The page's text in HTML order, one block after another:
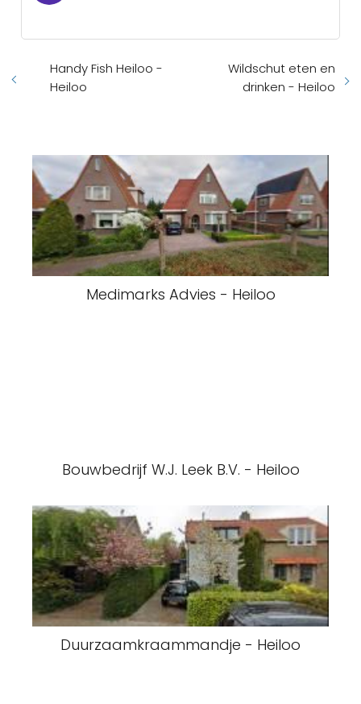
Handy Fish Heiloo -
Heiloo
Wildschut eten en
drinken - Heiloo
Medimarks Advies - Heiloo
Bouwbedrijf W.J. Leek B.V. - Heiloo
Duurzaamkraammandje - Heiloo